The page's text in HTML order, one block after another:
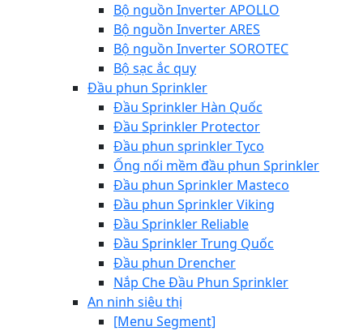
Bộ nguồn Inverter APOLLO
Bộ nguồn Inverter ARES
Bộ nguồn Inverter SOROTEC
Bộ sạc ắc quy
Đầu phun Sprinkler
Đầu Sprinkler Hàn Quốc
Đầu Sprinkler Protector
Đầu phun sprinkler Tyco
Ống nối mềm đầu phun Sprinkler
Đầu phun Sprinkler Masteco
Đầu phun Sprinkler Viking
Đầu Sprinkler Reliable
Đầu Sprinkler Trung Quốc
Đầu phun Drencher
Nắp Che Đầu Phun Sprinkler
An ninh siêu thị
[Menu Segment]